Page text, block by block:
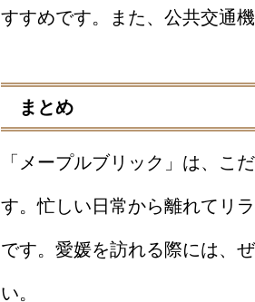
すすめです。また、公共交通
まとめ
「メープルブリック」は、こ
す。忙しい日常から離れてリ
です。愛媛を訪れる際には、
い。